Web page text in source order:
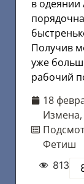
в одеянии
Получив
уже
рабочий
18
Измена,
Фетиш
813